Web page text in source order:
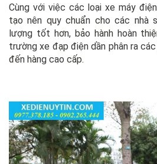
Cùng với việc các loại xe máy
tạo nên quy chuẩn cho các nhà
lượng tốt hơn, bảo hành hoàn
trường xe đạp điện dần phân ra
đến hàng cao cấp.